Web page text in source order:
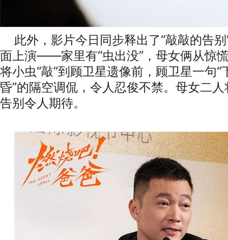
此外，影片今日同步释出了“敲敲的告
面上演——家里有“虫出没”，母女俩从惊
将小虫“敲”到顾卫星遗像前，顾卫星一句
昏”的隔空调侃，令人忍俊不禁。母女二
告别令人期待。